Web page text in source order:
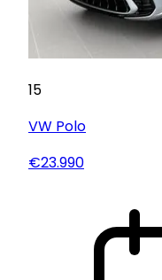
15
VW Polo
€23.990